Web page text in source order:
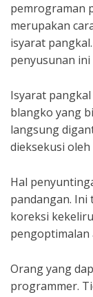
pemrograman
merupakan
isyarat
penyusunan
Isyarat
blangko yang
langsung
dieksekusi oleh
Hal
pandangan. Ini
koreksi
pengoptimalan
Orang yang
programmer.